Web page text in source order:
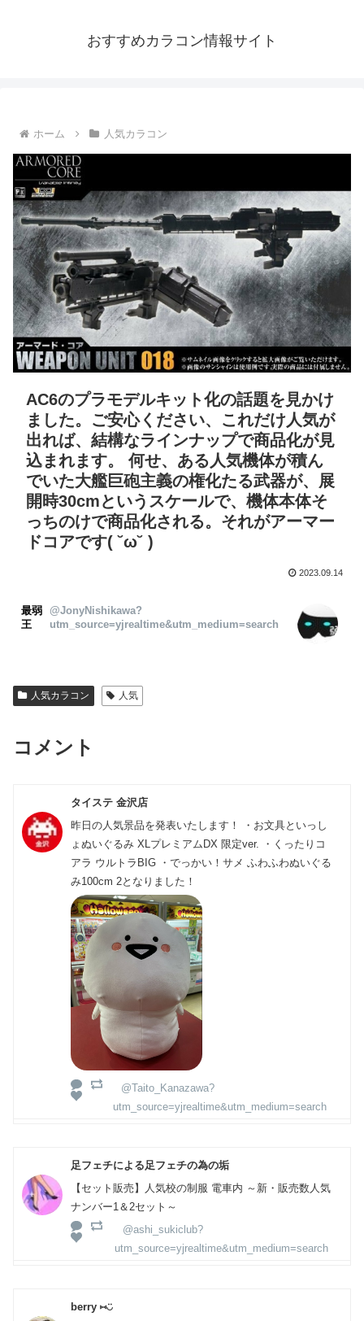
おすすめカラコン情報サイト
ホーム 人気カラコン
AC6のプラモデルキット化の話題を見かけ
ました。ご安心ください、これだけ人気が
出れば、結構なラインナップで商品化が見
込まれます。 何せ、ある人気機体が積ん
でいた大艦巨砲主義の権化たる武器が、展
開時30cmというスケールで、機体本体そ
っちのけで商品化される。それがアーマー
ドコアです( ˘ω˘ )
2023.09.14
最弱
王
@JonyNishikawa?
utm_source=yjrealtime&utm_medium=search
人気カラコン 人気
コメント
タイステ 金沢店
昨日の人気景品を発表いたします！ ・お文具といっし
ょぬいぐるみ XLプレミアムDX 限定ver. ・くったりコ
アラ ウルトラBIG ・でっかい！サメ ふわふわぬいぐる
み100cm 2となりました！
@Taito_Kanazawa?
utm_source=yjrealtime&utm_medium=search
足フェチによる足フェチの為の垢
【セット販売】人気校の制服 電車内 ～新・販売数人気
ナンバー1＆2セット～
@ashi_sukiclub?
utm_source=yjrealtime&utm_medium=search
berry ⑅◡̈